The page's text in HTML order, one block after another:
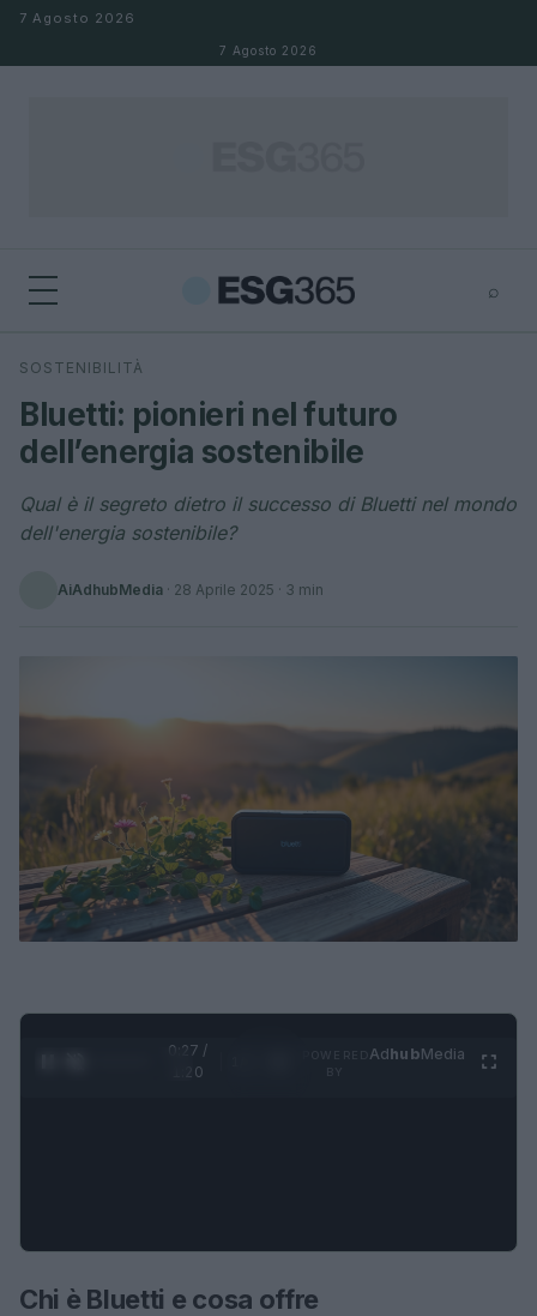
Salta al contenuto
7 Agosto 2026
7 Agosto 2026
⌕
Cerca
SOSTENIBILITÀ
Bluetti: pionieri nel futuro
dell’energia sostenibile
Qual è il segreto dietro il successo di Bluetti nel mondo
dell'energia sostenibile?
AiAdhubMedia · 28 Aprile 2025 · 3 min
0:28 /
1:20
AdhubMedia
Chi è Bluetti e cosa offre